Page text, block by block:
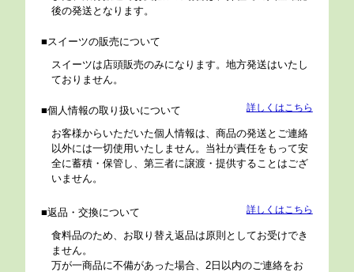
後の発送となります。
スイーツの販売について
スイーツは店頭販売のみになります。地方発送はいたし
ておりません。
個人情報の取り扱いについて 詳しくはこちら
お客様からいただいた個人情報は、商品の発送とご連絡
以外には一切使用いたしません。当社が責任をもって安
全に蓄積・保管し、第三者に譲渡・提供することはござ
いません。
返品・交換について 詳しくはこちら
食料品のため、お取り替え返品は原則としてお受けでき
ません。
万が一商品に不備があった場合、2日以内のご連絡をお